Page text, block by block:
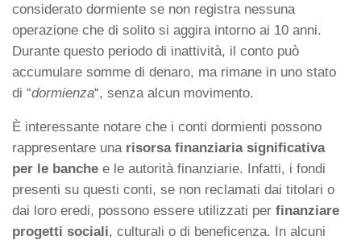
considerato dormiente se non registra nessuna
operazione che di solito si aggira intorno ai 10 anni.
Durante questo periodo di inattività, il conto può
accumulare somme di denaro, ma rimane in uno stato
di “dormienza“, senza alcun movimento.
È interessante notare che i conti dormienti possono
rappresentare una risorsa finanziaria significativa
per le banche e le autorità finanziarie. Infatti, i fondi
presenti su questi conti, se non reclamati dai titolari o
dai loro eredi, possono essere utilizzati per finanziare
progetti sociali, culturali o di beneficenza. In alcuni